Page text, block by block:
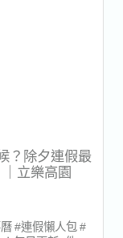
？除夕連假最
立樂高園
#連假懶人包 #